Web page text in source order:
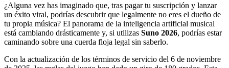
¿Alguna vez has imaginado que, tras pagar tu suscripción y lanzar
un éxito viral, podrías descubrir que legalmente no eres el dueño de
tu propia música? El panorama de la inteligencia artificial musical
está cambiando drásticamente y, si utilizas Suno 2026, podrías estar
caminando sobre una cuerda floja legal sin saberlo.
Con la actualización de los términos de servicio del 6 de noviembre